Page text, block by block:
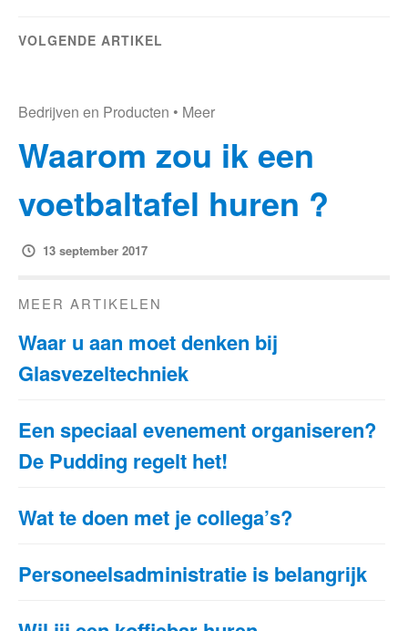
VOLGENDE ARTIKEL
Bedrijven en Producten • Meer
Waarom zou ik een
voetbaltafel huren ?
13 september 2017
MEER ARTIKELEN
Waar u aan moet denken bij
Glasvezeltechniek
Een speciaal evenement organiseren?
De Pudding regelt het!
Wat te doen met je collega’s?
Personeelsadministratie is belangrijk